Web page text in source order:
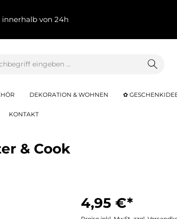
innerhalb von 24h
DEKORATION & WOHNEN ✿
KONTAKT
& Cook
4,95 €*